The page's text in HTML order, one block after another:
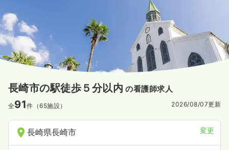
長崎市の駅徒歩５分以内 の看護師求人
全91件（65施設） 2026/08/07更新
長崎県長崎市 変更